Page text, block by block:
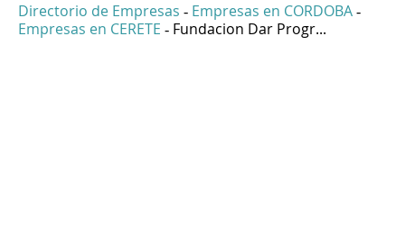
Directorio de Empresas - Empresas en CORDOBA -
Empresas en CERETE - Fundacion Dar Progr...